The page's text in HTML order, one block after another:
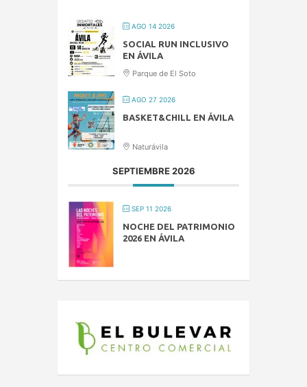
AGO 14 2026
SOCIAL RUN INCLUSIVO
EN ÁVILA
Parque de El Soto
AGO 27 2026
BASKET&CHILL EN ÁVILA
Naturávila
SEPTIEMBRE 2026
SEP 11 2026
NOCHE DEL PATRIMONIO
2026 EN ÁVILA